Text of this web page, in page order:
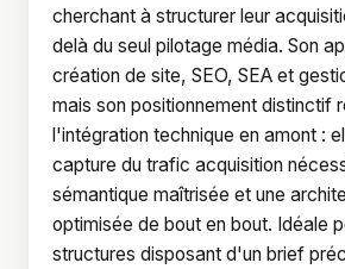
cherchant à structurer leur
delà du seul pilotage média. Son
création de site, SEO, SEA et
mais son positionnement distinctif
l'intégration technique en amont :
capture du trafic acquisition
sémantique maîtrisée et une
optimisée de bout en bout. Idéale
structures disposant d'un brief